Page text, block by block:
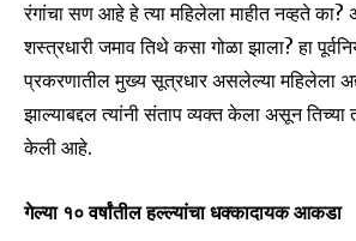
रंगांचा सण आहे हे त्या महिलेला माहीत नव्हते का?
शस्त्रधारी जमाव तिथे कसा गोळा झाला? हा
प्रकरणातील मुख्य सूत्रधार असलेल्या महिलेला
झाल्याबद्दल त्यांनी संताप व्यक्त केला असून
केली आहे.
गेल्या १० वर्षांतील हल्ल्यांचा धक्कादायक आकडा